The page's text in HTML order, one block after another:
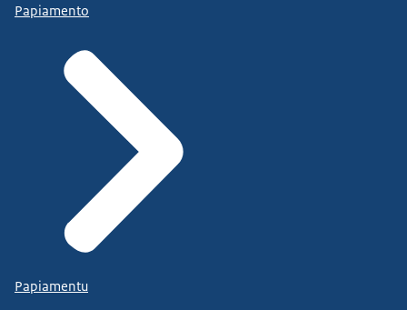
Papiamento
Papiamentu